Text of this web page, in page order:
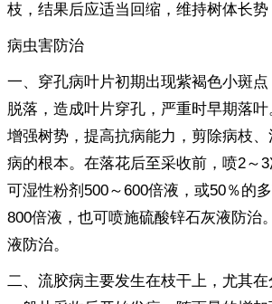
枝，结果后应适当回缩，维持树体长势
病虫害防治
一、穿孔病叶片初期出现紫褐色小斑
脱落，造成叶片穿孔，严重时早期落叶
增强树势，提高抗病能力，剪除病枝
病的根本。在落花后至采收前，喷2～
可湿性粉剂500～600倍液，或50％的
800倍液，也可喷施硫酸锌石灰液防治
液防治。
二、流胶病主要发生在枝干上，尤其在